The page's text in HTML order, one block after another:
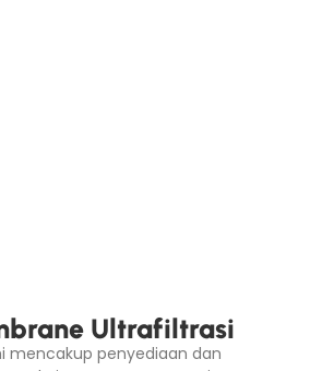
Ultrafiltrasi
mencakup penyediaan dan